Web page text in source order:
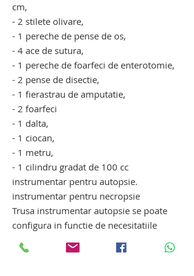
cm,
- 2 stilete olivare,
- 1 pereche de pense de os,
- 4 ace de sutura,
- 1 pereche de foarfeci de enterotomie,
- 2 pense de disectie,
- 1 fierastrau de amputatie,
- 2 foarfeci
- 1 dalta,
- 1 ciocan,
- 1 metru,
- 1 cilindru gradat de 100 cc
instrumentar pentru autopsie.
instrumentar pentru necropsie
Trusa instrumentar autopsie se poate
configura in functie de necesitatiile
clientului, sau se poate alege trusa de
autopsie standard.